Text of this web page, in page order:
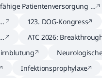
Patientenversorgung i
123. DOG-Kongress
ATC 2026:
Infektionsprophylaxe